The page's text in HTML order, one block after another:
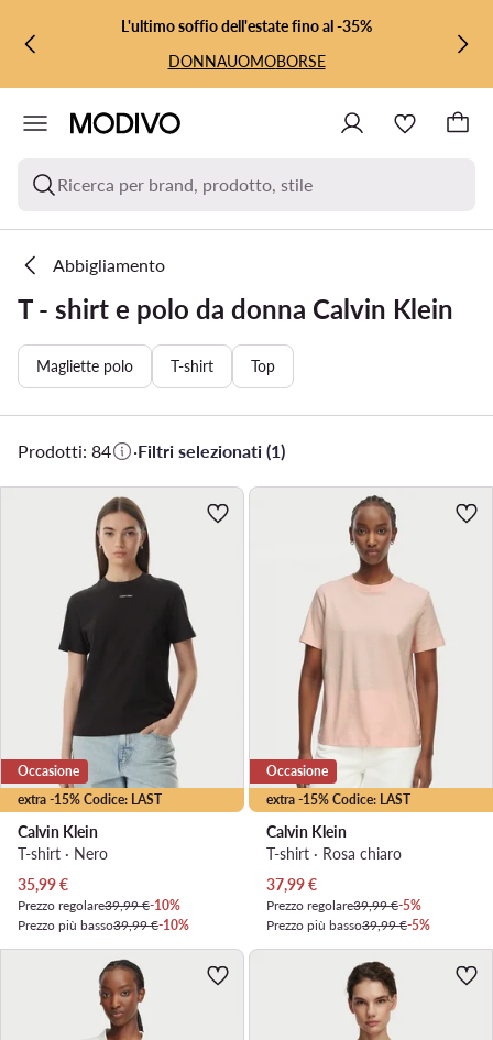
VAI AL CONTENUTO PRINCIPALE
VAI ALLA RICERCAL'ultimo soffio dell'estate fino al -35%
DONNAUOMOBORSE
Ricerca per brand, prodotto, stile
Abbigliamento
T - shirt e polo da donna Calvin Klein
Magliette polo T-shirt Top
Prodotti: 84 ·Filtri selezionati (1)
extra -15% Codice: LAST
Occasione
Calvin Klein
T-shirt · Nero
Prezzo attuale
35,99€
Prezzo regolare39,99 €-10%
Prezzo più basso39,99 €-10%
extra -15% Codice: LAST
Occasione
Calvin Klein
T-shirt · Rosa chiaro
Prezzo attuale
37,99€
Prezzo regolare39,99 €-5%
Prezzo più basso39,99 €-5%